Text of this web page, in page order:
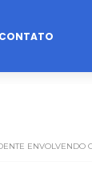
CONTATO
ENVOLVENDO